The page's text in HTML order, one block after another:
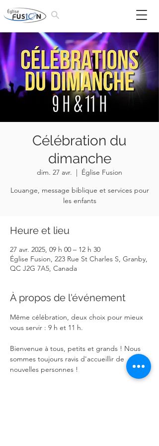
Célébration du
dimanche
dim. 27 avr.
  |
Église Fusion
Louange, message biblique et services pour
les enfants
Heure et lieu
27 avr. 2025, 09 h 00 – 12 h 30
Église Fusion, 223 Rue St Charles S, Granby,
QC J2G 7A5, Canada
À propos de l'événement
Même célébration, deux choix pour mieux
vous servir : 9 h et 11 h.
Bienvenue à tous, petits et grands ! Nous
sommes toujours ravis d'accueillir de
nouvelles personnes !